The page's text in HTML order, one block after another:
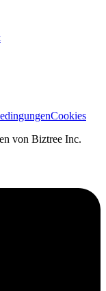
Cookies
von Biztree Inc.